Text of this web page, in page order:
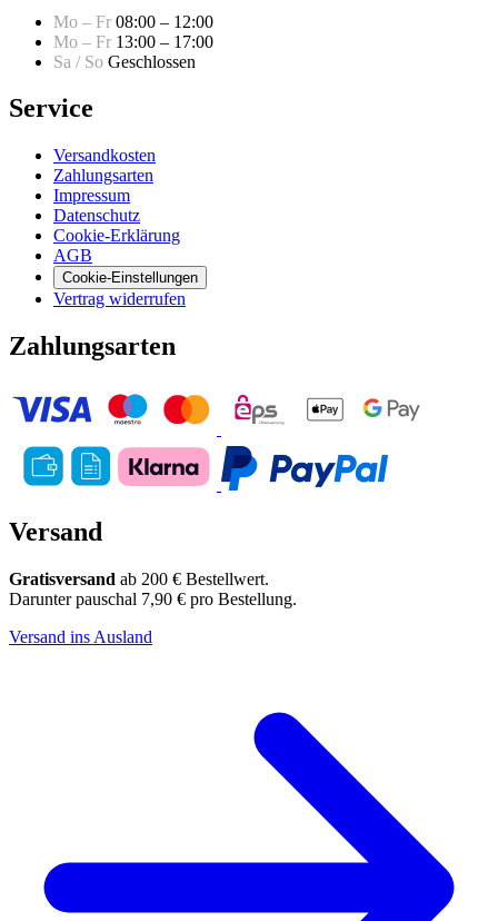
Mo – Fr 08:00 – 12:00
Mo – Fr 13:00 – 17:00
Sa / So Geschlossen
Service
Versandkosten
Zahlungsarten
Impressum
Datenschutz
Cookie-Erklärung
AGB
Cookie-Einstellungen
Vertrag widerrufen
Zahlungsarten
Versand
Gratisversand ab 200 € Bestellwert.
Darunter pauschal 7,90 € pro Bestellung.
Versand ins Ausland